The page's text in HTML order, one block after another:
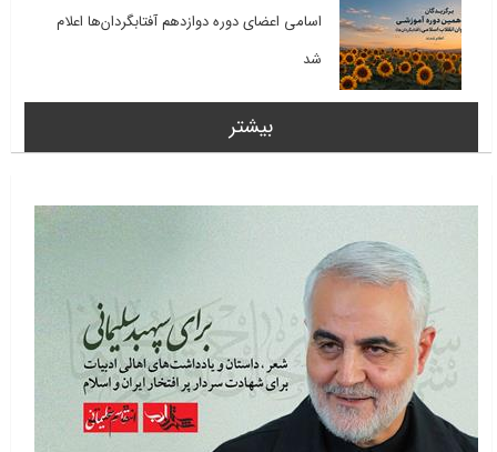
اسامی اعضای دوره دوازدهم آفتابگردان‌ها اعلام
شد
بیشتر